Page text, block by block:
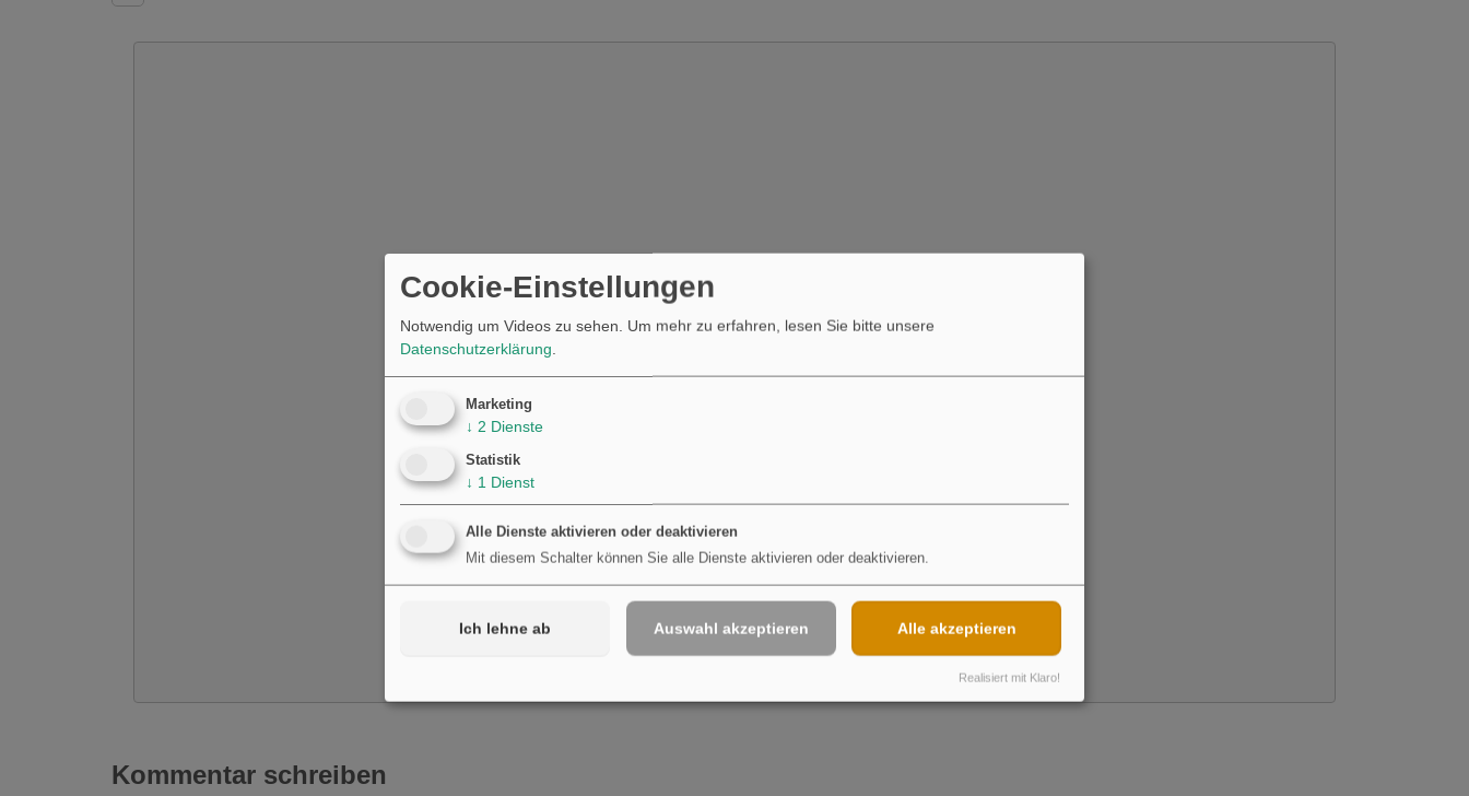
Möchten Sie von
Kommentar schreiben
Cookie-Einstellungen
Notwendig um Videos zu sehen.
Um mehr zu erfahren, lesen Sie bitte unsere
Datenschutzerklärung
Marketing
↓ 2 Dienste
Statistik
↓ 1 Dienst
Alle Dienste aktivieren oder deaktivieren
Mit diesem Schalter können Sie alle Dienste aktivieren oder deaktivieren.
Ich lehne ab Auswahl akzeptieren Alle akzeptieren
Realisiert mit Klaro!